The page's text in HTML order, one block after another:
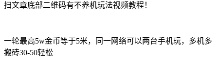
扫文章底部二维码有不养机玩法视频教程！
一轮最高5w金币等于5米，同一网络可以两台手机玩，多机多
搬砖30-50轻松